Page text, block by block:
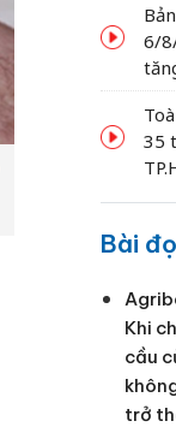
6/
35
Bài
Khi
cầu
trở